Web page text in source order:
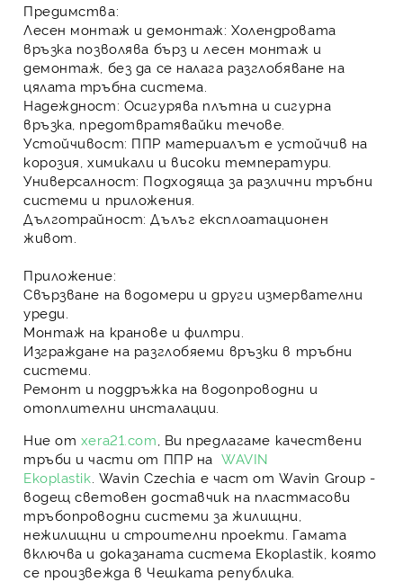
Предимства:
Лесен монтаж и демонтаж:Холендровата
връзка позволява бърз и лесен монтаж и
демонтаж, без да се налага разглобяване на
цялата тръбна система.
Надеждност: Осигурява плътна и сигурна
връзка, предотвратявайки течове.
Устойчивост: ППР материалът е устойчив на
корозия, химикали и високи температури.
Универсалност: Подходяща за различни тръбни
системи и приложения.
Дълготрайност: Дълъг експлоатационен
живот.
Приложение:
Свързване на водомери и други измервателни
уреди.
Монтаж на кранове и филтри.
Изграждане на разглобяеми връзки в тръбни
системи.
Ремонт и поддръжка на водопроводни и
отоплителни инсталации.
Ние от xera21.com , Ви предлагаме качествени
тръби и части от ППР на WAVIN
Ekoplastik Wavin Czechia е част отWavin Group -
водещ световен доставчик на пластмасови
тръбопроводни системи за жилищни,
нежилищни и строителни проекти. Гамата
включва и доказаната система Ekoplastik , която
се произвежда в Чешката република.